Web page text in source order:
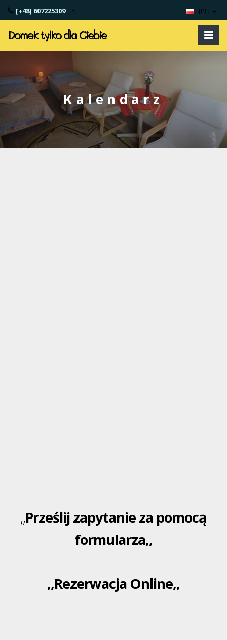
[+48] 607225309 • [PL]
Domek tylko dla Ciebie
Kalendarz
,,Prześlij zapytanie za pomocą
formularza,,
,,Rezerwacja Online,,